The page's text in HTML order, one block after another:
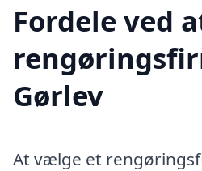
Fordele ved
Gørlev
At vælge et